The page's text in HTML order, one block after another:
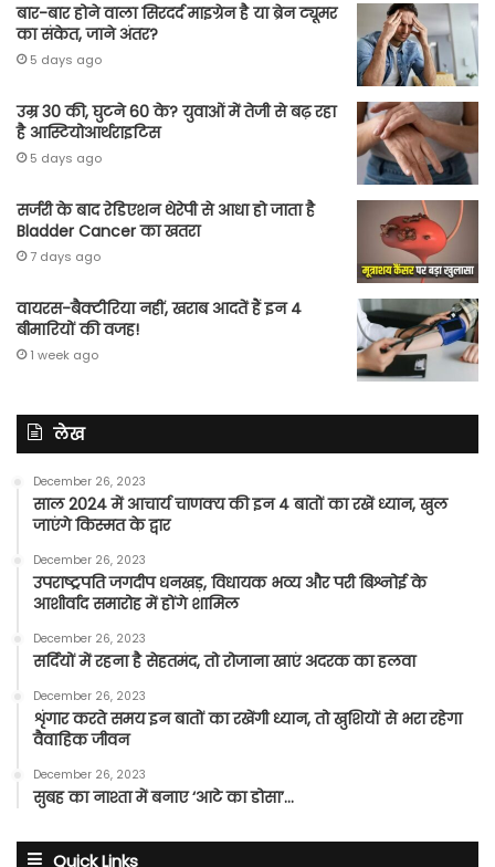
बार-बार होने वाला सिरदर्द माइग्रेन है या ब्रेन ट्यूमर
का संकेत, जाने अंतर?
5 days ago
उम्र 30 की, घुटने 60 के? युवाओं में तेजी से बढ़ रहा
है आस्टियोआर्थराइटिस
5 days ago
सर्जरी के बाद रेडिएशन थेरेपी से आधा हो जाता है
Bladder Cancer का खतरा
7 days ago
वायरस-बैक्टीरिया नहीं, खराब आदतें हैं इन 4
बीमारियों की वजह!
1 week ago
लेख
December 26, 2023
साल 2024 में आचार्य चाणक्य की इन 4 बातों का रखें ध्यान, खुल
जाएंगे किस्मत के द्वार
December 26, 2023
उपराष्ट्रपति जगदीप धनखड़, विधायक भव्य और परी बिश्नोई के
आशीर्वाद समारोह में होंगे शामिल
December 26, 2023
सर्दियों में रहना है सेहतमंद, तो रोजाना खाएं अदरक का हलवा
December 26, 2023
शृंगार करते समय इन बातों का रखेंगी ध्यान, तो खुशियों से भरा रहेगा
वैवाहिक जीवन
December 26, 2023
सुबह का नाश्ता में बनाए ‘आटे का डोसा’…
Quick Links